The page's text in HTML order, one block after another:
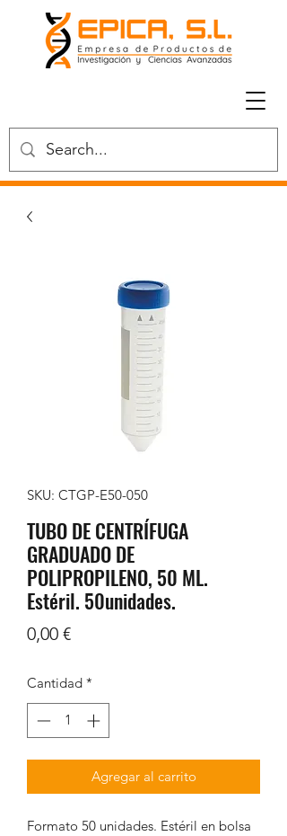
SKU: CTGP-E50-050
TUBO DE CENTRÍFUGA
GRADUADO DE
POLIPROPILENO, 50 ML.
Estéril. 50unidades.
0,00 €Precio
Cantidad *
Agregar al carrito
Formato 50 unidades. Estéril en bolsa